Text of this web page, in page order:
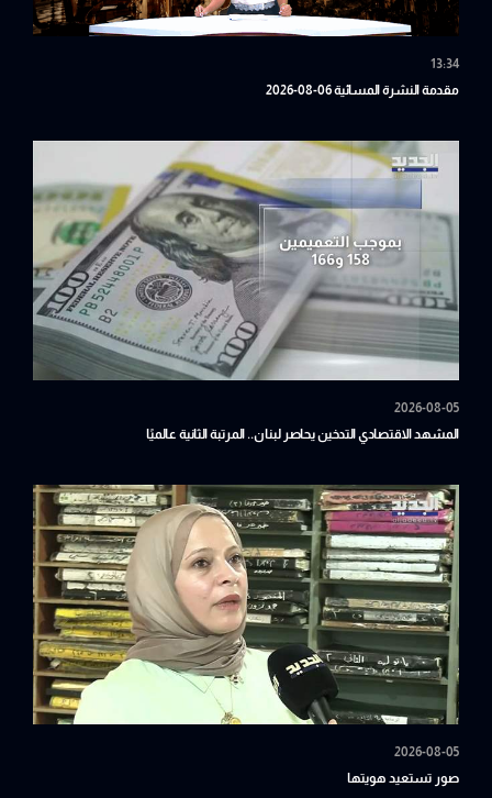
13:34
مقدمة النشرة المسائية 06-08-2026
2026-08-05
المشهد الاقتصادي التدخين يحاصر لبنان.. المرتبة الثانية عالميًا
2026-08-05
صور تستعيد هويتها